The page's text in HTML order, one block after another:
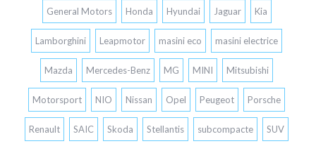
General Motors Honda Hyundai Jaguar Kia
Lamborghini Leapmotor masini eco masini electrice
Mazda Mercedes-Benz MG MINI Mitsubishi
Motorsport NIO Nissan Opel Peugeot Porsche
Renault SAIC Skoda Stellantis subcompacte SUV